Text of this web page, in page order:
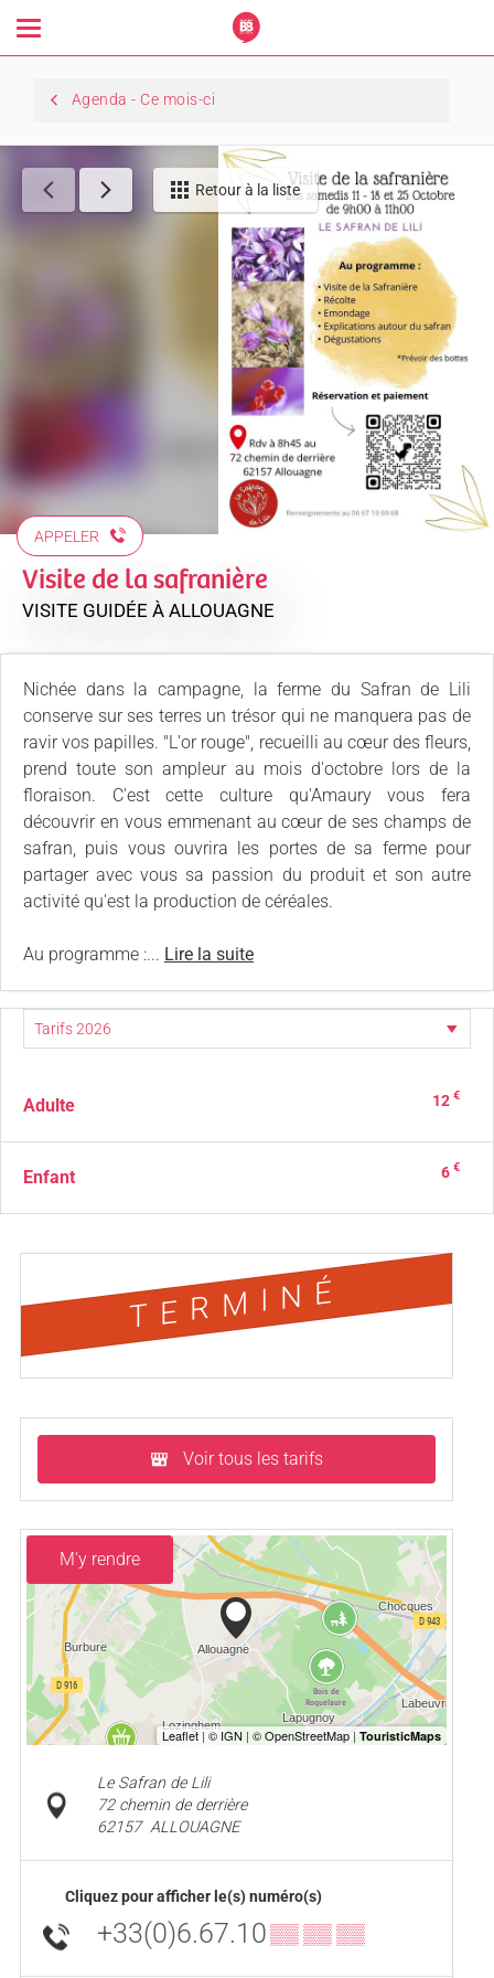
Toggle
navigation
Agenda - Ce mois-ci
Retour à la liste
APPELER
Visite de la safranière
VISITE GUIDÉE À ALLOUAGNE
Nichée dans la campagne, la ferme du Safran de Lili
conserve sur ses terres un trésor qui ne manquera pas de
ravir vos papilles. "L'or rouge", recueilli au cœur des fleurs,
prend toute son ampleur au mois d'octobre lors de la
floraison. C'est cette culture qu'Amaury vous fera
découvrir en vous emmenant au cœur de ses champs de
safran, puis vous ouvrira les portes de sa ferme pour
partager avec vous sa passion du produit et son autre
activité qu'est la production de céréales.
Au programme :... Lire la suite
Adulte 12 €
Enfant 6 €
TERMINÉ
Voir tous les tarifs
M'y rendre
Le Safran de Lili
72 chemin de derrière
62157 ALLOUAGNE
Cliquez pour afficher le(s) numéro(s)
+33(0)6.67.10▒▒ ▒▒ ▒▒